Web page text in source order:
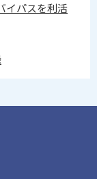
イパスを利活